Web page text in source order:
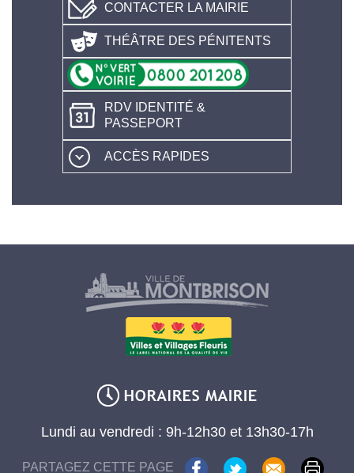
CONTACTER LA MAIRIE
THÉÂTRE DES PÉNITENTS
RDV IDENTITÉ &
PASSEPORT
ACCÈS RAPIDES
Lundi au vendredi : 9h-12h30 et 13h30-17h
PARTAGEZ CETTE PAGE